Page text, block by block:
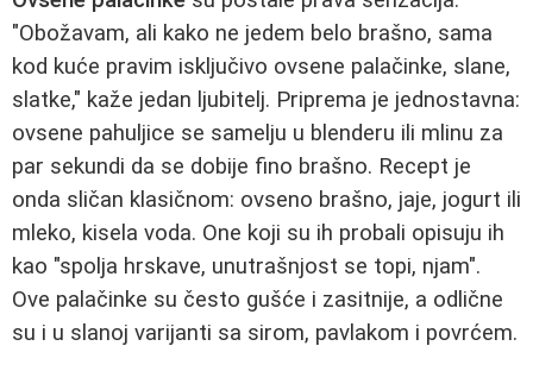
"Obožavam, ali kako ne jedem belo brašno, sama
kod kuće pravim isključivo ovsene palačinke, slane,
slatke," kaže jedan ljubitelj. Priprema je jednostavna:
ovsene pahuljice se samelju u blenderu ili mlinu za
par sekundi da se dobije fino brašno. Recept je
onda sličan klasičnom: ovseno brašno, jaje, jogurt ili
mleko, kisela voda. One koji su ih probali opisuju ih
kao "spolja hrskave, unutrašnjost se topi, njam".
Ove palačinke su često gušće i zasitnije, a odlične
su i u slanoj varijanti sa sirom, pavlakom i povrćem.